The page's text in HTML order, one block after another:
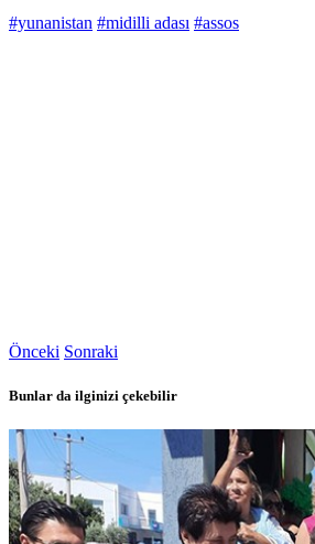
#yunanistan #midilli adası #assos
Önceki Sonraki
Bunlar da ilginizi çekebilir